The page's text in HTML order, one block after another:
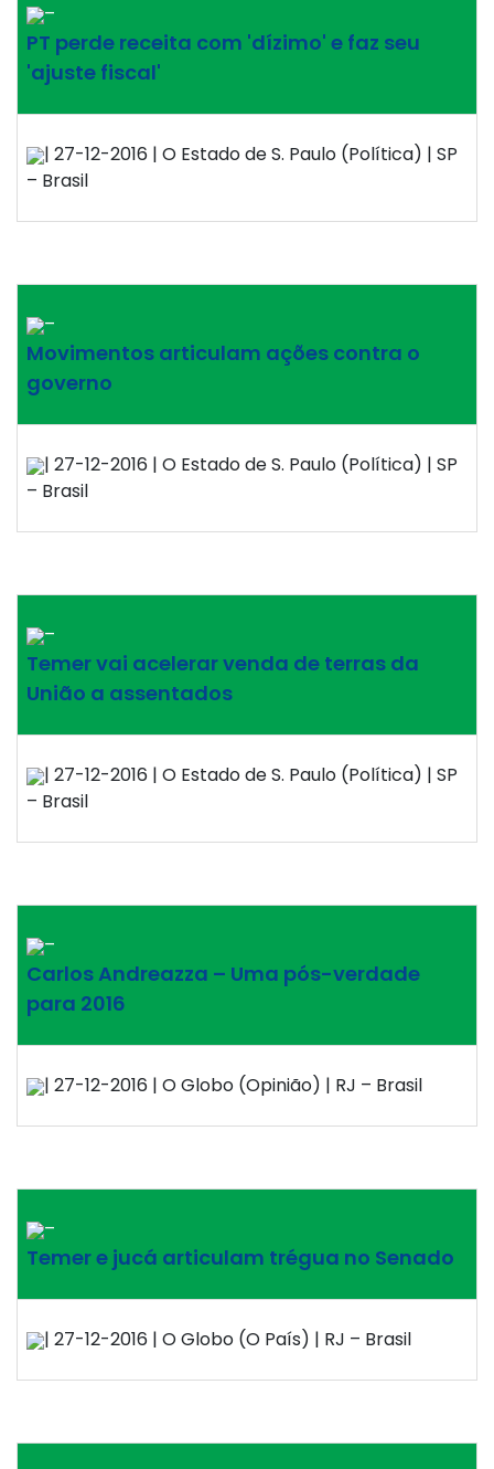
–
PT perde receita com 'dízimo' e faz seu
'ajuste fiscal'
| 27-12-2016 | O Estado de S. Paulo (Política) | SP
– Brasil
–
Movimentos articulam ações contra o
governo
| 27-12-2016 | O Estado de S. Paulo (Política) | SP
– Brasil
–
Temer vai acelerar venda de terras da
União a assentados
| 27-12-2016 | O Estado de S. Paulo (Política) | SP
– Brasil
–
Carlos Andreazza – Uma pós-verdade
para 2016
| 27-12-2016 | O Globo (Opinião) | RJ – Brasil
–
Temer e jucá articulam trégua no Senado
| 27-12-2016 | O Globo (O País) | RJ – Brasil